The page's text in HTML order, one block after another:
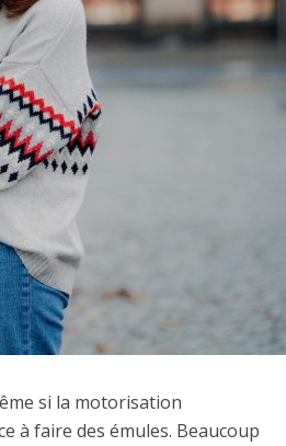
si la motorisation
à faire des émules. Beaucoup